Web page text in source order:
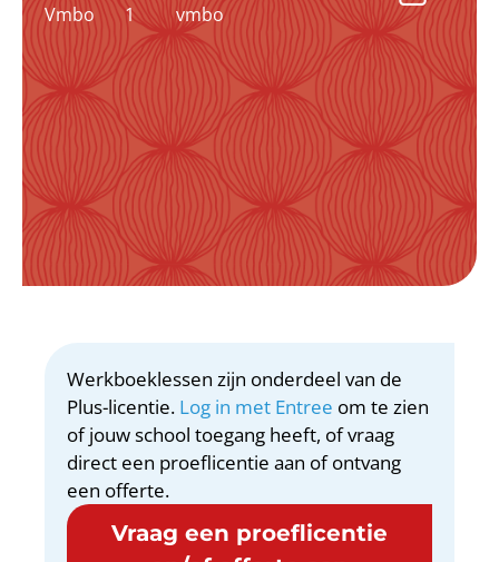
Vmbo
1
vmbo
Werkboeklessen zijn onderdeel van de
Plus-licentie. Log in met Entree om te zien
of jouw school toegang heeft, of vraag
direct een proeflicentie aan of ontvang
een offerte.
Vraag een proeflicentie